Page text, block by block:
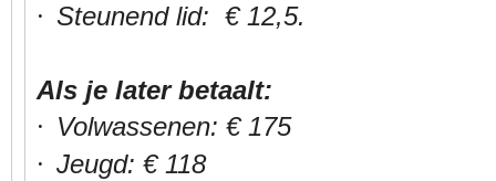
· Steunend lid: € 12,5.
Als je later betaalt:
· Volwassenen: € 175
· Jeugd: € 118